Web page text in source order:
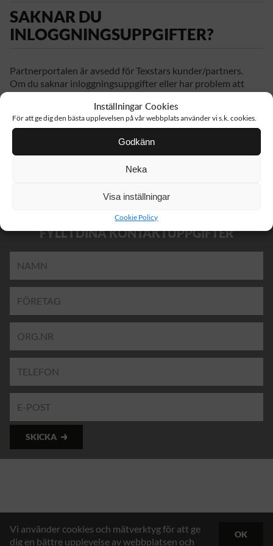
Inställningar Cookies
För att ge dig den bästa upplevelsen på vår webbplats använder vi s.k. cookies.
Godkänn
Neka
Visa inställningar
Cookie Policy
SAKNAR DU
INLOGGNINGSUPPGIFTER?
Partnerportalen är avsedd för Texstars kunder/partners.
Om du saknar inloggningsuppgifter eller har problem att
logga in, vänligen fyll i dina kontaktuppgifter nedan eller ta
kontakt med Partner Support på +46 176 29 65 50 eller
order@texstar.se.
FYLL I DINA KONTAKTUPPGIFTER
SKICKA
Vi använder cookies och mätverktyg för att ge
dig en bättre upplevelse av webbplatsen och
OK